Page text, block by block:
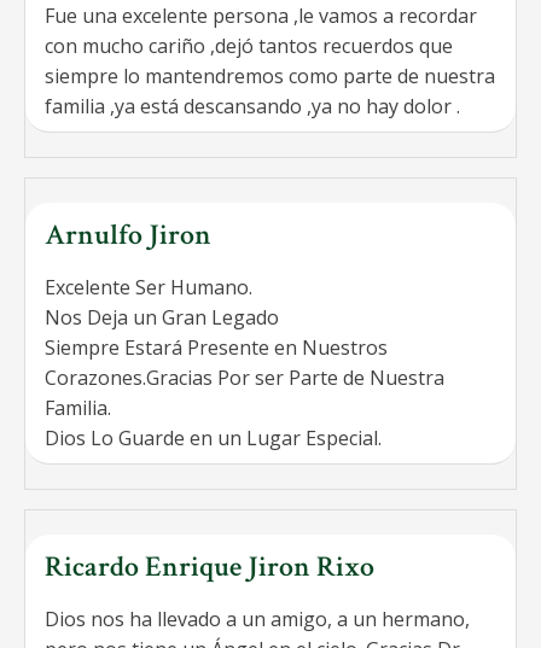
Fue una excelente persona ,le vamos a recordar
con mucho cariño ,dejó tantos recuerdos que
siempre lo mantendremos como parte de nuestra
familia ,ya está descansando ,ya no hay dolor .
Arnulfo Jiron
Excelente Ser Humano.
Nos Deja un Gran Legado
Siempre Estará Presente en Nuestros
Corazones.Gracias Por ser Parte de Nuestra
Familia.
Dios Lo Guarde en un Lugar Especial.
Ricardo Enrique Jiron Rixo
Dios nos ha llevado a un amigo, a un hermano,